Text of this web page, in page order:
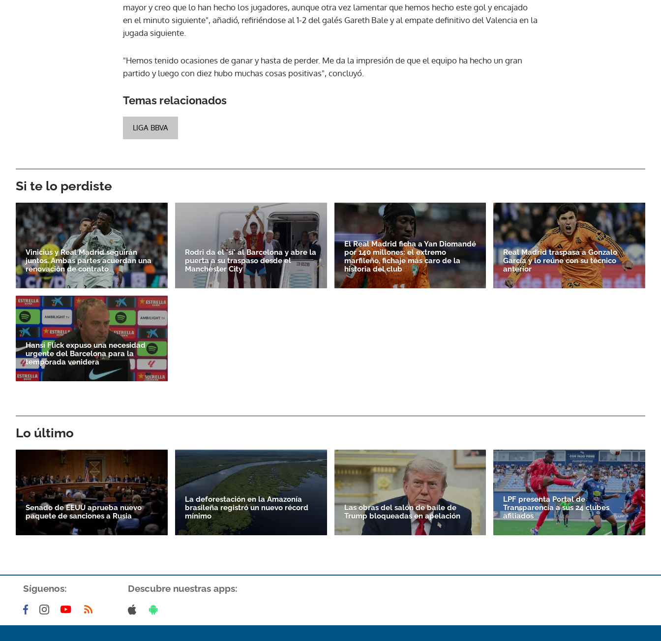
ACEPTAR
mayor y creo que lo han hecho los jugadores, aunque otra vez lamentar que hemos hecho este gol y encajado
en el minuto siguiente", añadió, refiriéndose al 1-2 del galés Gareth Bale y al empate definitivo del Valencia en la
jugada siguiente.
"Hemos tenido ocasiones de ganar y hasta de perder. Me da la impresión de que el equipo ha hecho un gran
partido y luego con diez hubo muchas cosas positivas", concluyó.
Temas relacionados
LIGA BBVA
Si te lo perdiste
Vinicius y Real Madrid seguirán
juntos. Ambas partes acuerdan una
renovación de contrato
Rodri da el 'sí' al Barcelona y abre la
puerta a su traspaso desde el
Manchester City
El Real Madrid ficha a Yan Diomandé
por 140 millones: el extremo
marfileño, fichaje más caro de la
historia del club
Real Madrid traspasa a Gonzalo
García y lo reúne con su técnico
anterior
Hansi Flick expuso una necesidad
urgente del Barcelona para la
temporada venidera
Lo último
Senado de EEUU aprueba nuevo
paquete de sanciones a Rusia
La deforestación en la Amazonía
brasileña registró un nuevo récord
mínimo
Las obras del salón de baile de
Trump bloqueadas en apelación
LPF presenta Portal de
Transparencia a sus 24 clubes
afiliados
Síguenos: Descubre nuestras apps: